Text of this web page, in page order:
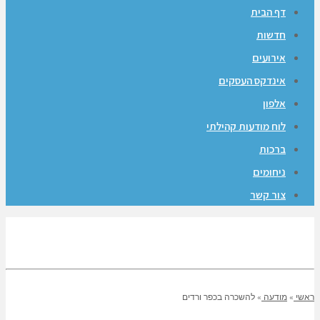
דף הבית
חדשות
אירועים
אינדקס העסקים
אלפון
לוח מודעות קהילתי
ברכות
ניחומים
צור קשר
ראשי » מודעה » להשכרה בכפר ורדים